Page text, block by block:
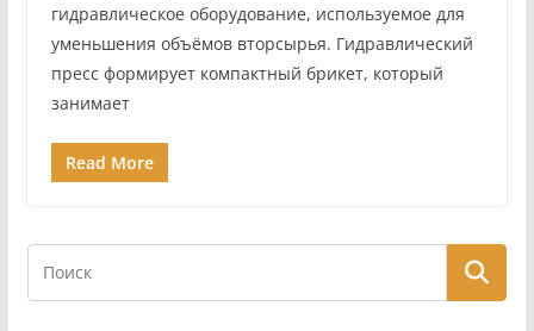
гидравлическое оборудование, используемое для
уменьшения объёмов вторсырья. Гидравлический
пресс формирует компактный брикет, который
занимает
Read More